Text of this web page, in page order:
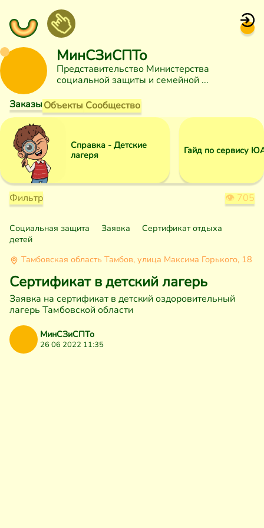
МинСЗиСПТо
Представительство Министерства
социальной защиты и семейной
ЗаказыОбъекты Сообщество
Справка - Детские
лагеря
Гайд по сервису
Фильтр 👁 705
Социальная защита Заявка
Сертификат отдыха
детей
Тамбовская область Тамбов, улица Максима Горького, 18
Сертификат в детский лагерь
Заявка на сертификат в детский оздоровительный
лагерь Тамбовской области
МинСЗиСПТо
26 06 2022 11:35